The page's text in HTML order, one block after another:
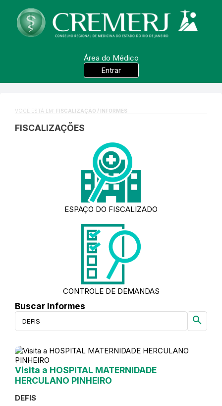
Área do Médico
Entrar
VOCÊ ESTÁ EM: FISCALIZAÇÃO / INFORMES
FISCALIZAÇÕES
ESPAÇO DO FISCALIZADO
CONTROLE DE DEMANDAS
Buscar Informes
search
Visita a HOSPITAL MATERNIDADE
HERCULANO PINHEIRO
DEFIS